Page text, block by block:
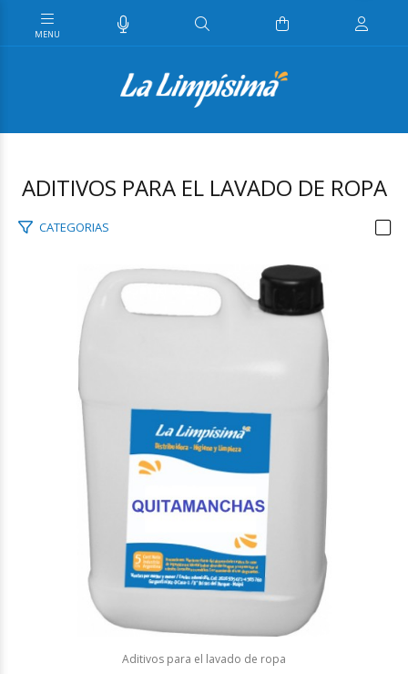
ADITIVOS PARA EL LAVADO DE ROPA
CATEGORIAS
Aditivos para el lavado de ropa